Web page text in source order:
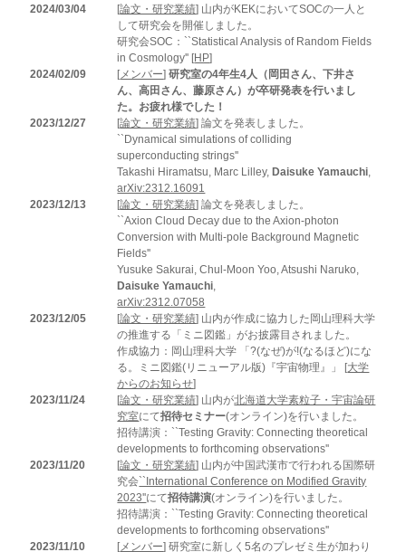
2024/03/04
[論文・研究業績] 山内がKEKにおいてSOCの一人と
して研究会を開催しました。
研究会SOC：``Statistical Analysis of Random Fields
in Cosmology'' [HP]
2024/02/09
[メンバー]研究室の4年生4人（岡田さん、下井さ
ん、高田さん、藤原さん）が卒研発表を行いまし
た。お疲れ様でした！
2023/12/27
[論文・研究業績] 論文を発表しました。
``Dynamical simulations of colliding
superconducting strings''
Takashi Hiramatsu, Marc Lilley,Daisuke Yamauchi,
arXiv:2312.16091
2023/12/13
[論文・研究業績] 論文を発表しました。
``Axion Cloud Decay due to the Axion-photon
Conversion with Multi-pole Background Magnetic
Fields''
Yusuke Sakurai, Chul-Moon Yoo, Atsushi Naruko,
Daisuke Yamauchi,
arXiv:2312.07058
2023/12/05
[論文・研究業績] 山内が作成に協力した岡山理科大学
の推進する「ミニ図鑑」がお披露目されました。
作成協力：岡山理科大学 「?(なぜ)が!(なるほど)にな
る。ミニ図鑑(リニューアル版)『宇宙物理』」 [大学
からのお知らせ]
2023/11/24
[論文・研究業績] 山内が北海道大学素粒子・宇宙論研
究室にて招待セミナー(オンライン)を行いました。
招待講演：``Testing Gravity: Connecting theoretical
developments to forthcoming observations''
2023/11/20
[論文・研究業績] 山内が中国武漢市で行われる国際研
究会``International Conference on Modified Gravity
2023''にて招待講演(オンライン)を行いました。
招待講演：``Testing Gravity: Connecting theoretical
developments to forthcoming observations''
2023/11/10
[メンバー] 研究室に新しく5名のプレゼミ生が加わり